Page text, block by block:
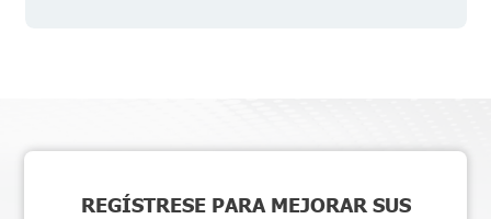
REGÍSTRESE PARA MEJORAR SUS